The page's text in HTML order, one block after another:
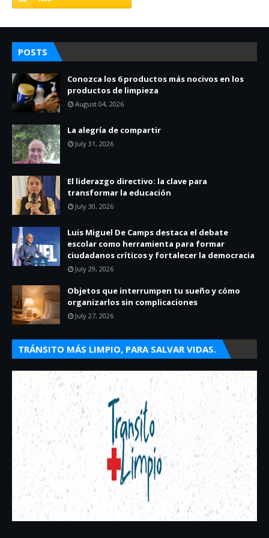
POSTS
Conozca los 6 productos más nocivos en los
productos de limpieza
August 04, 2026
La alegría de compartir
July 31, 2026
El liderazgo directivo: la clave para
transformar la educación
July 30, 2026
Luis Miguel De Camps destaca el debate
escolar como herramienta para formar
ciudadanos críticos y fortalecer la democracia
July 29, 2026
Objetos que interrumpen tu sueño y cómo
organizarlos sin complicaciones
July 27, 2026
TRÁNSITO MÁS LIMPIO, PARA SALVAR VIDAS.